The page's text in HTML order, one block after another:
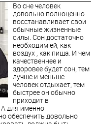
Во сне человек
довольно полноценно
восстанавливает свои
обычные жизненные
силы. Сон достаточно
необходим ей, как
воздух , как пища. И чем
качественнее и
здоровее будет сон, тем
лучше и меньше
человек отдыхает, тем
быстрее он обычно
приходит в
А для именно
обеспечить довольно